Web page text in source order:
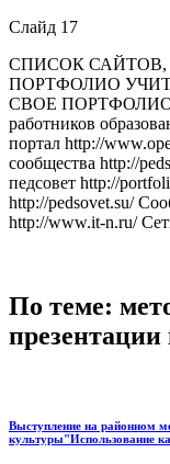
Слайд 17
СПИСОК САЙТОВ,
ПОРТФОЛИО
СВОЕ ПОРТФОЛИО:
работников
портал http://
сообщества http://
педсовет http://
http://pedsovet.su/
http://www.it-n.ru/
По теме:
Выступление на районном
культуры"Использование